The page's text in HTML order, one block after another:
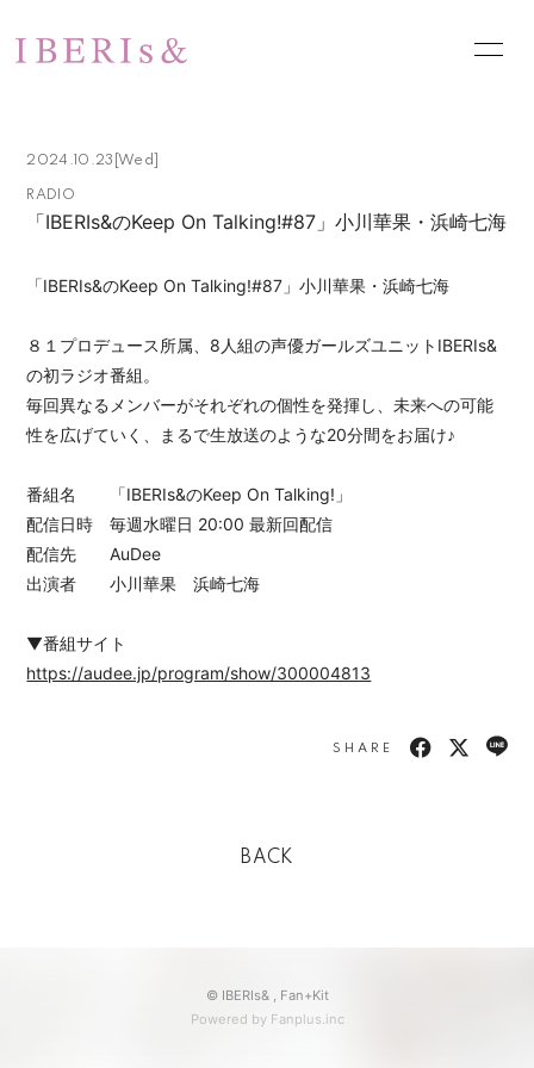
SCHEDULE
VIDEO DISCOGRAPHY
PHOTO お問い合わせ
2024.10.23 [Wed]
RADIO
「IBERIs&のKeep On Talking!#87」小川華果・浜崎七海
「IBERIs&のKeep On Talking!#87」小川華果・浜崎七海
８１プロデュース所属、8人組の声優ガールズユニットIBERIs&
の初ラジオ番組。
毎回異なるメンバーがそれぞれの個性を発揮し、未来への可能
性を広げていく、まるで生放送のような20分間をお届け♪
番組名 「IBERIs&のKeep On Talking!」
配信日時 毎週水曜日 20:00 最新回配信
配信先 AuDee
出演者 小川華果 浜崎七海
▼番組サイト
https://audee.jp/program/show/300004813
SHARE
BACK
© IBERIs& , Fan+Kit
Powered by Fanplus.inc